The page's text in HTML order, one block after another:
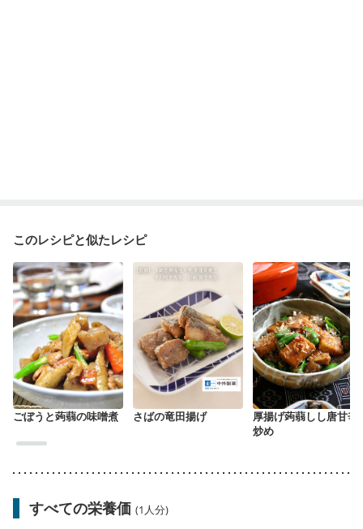
このレシピと似たレシピ
ごぼうと蒟蒻の味噌煮 さばの竜田揚げ
厚揚げ蒟蒻しし唐甘辛
炒め
すべての栄養価 (1人分)